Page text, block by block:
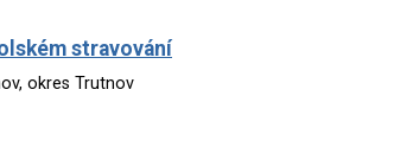
stravování
okres Trutnov